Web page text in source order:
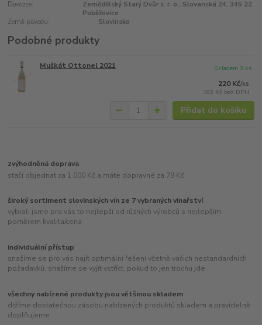
Dovozce:
Zemědělský Starý Dvůr s. r. o., Slovanská 24, 345 22
Poběžovice
Země původu:
Slovinsko
Podobné produkty
Muškát Ottonel 2021
220 Kč/ks
182 Kč bez DPH
Skladem 3 ks
Přidat do košíku
zvýhodněná doprava
stačí objednat za 1.000 Kč a máte dopravné za 79 Kč
široký sortiment slovinských vín ze 7 vybraných vinařství
vybrali jsme pro vás to nejlepší od různých výrobců s nejlepším
poměrem kvalita/cena
individuální přístup
snažíme se pro vás najít optimální řešení včetně vašich nestandardních
požadavků, snažíme se vyjít vstříct, pokud to jen trochu jde
všechny nabízené produkty jsou většinou skladem
držíme dostatečnou zásobu nabízených produktů skladem a pravidelně
doplňujeme